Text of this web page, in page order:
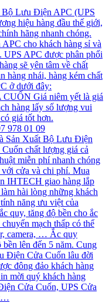
Bộ Lưu Điện APC (UPS
hiệu hàng đầu thế giới,
hãng nhanh chóng.
cho khách hàng sỉ và
UPS APC được phân phối
sẽ yên tâm về chất
hàng nhái, hàng kém chất
ở dưới đây:
CUỐN Giá niêm yết là giá
hàng lấy số lượng vui
giá tốt hơn.
978 01 09
Sản Xuất Bộ Lưu Điện
chất lượng giá cả
miễn phí nhanh chóng
cửa và chi phí. Mua
IHTECH giao hàng lắp
hài lòng những khách
năng ưu việt của
quy, tăng độ bền cho ắc
mạch thấp có thể
camera, … Ắc quy
lên đến 5 năm. Cung
Điện Cửa Cuốn lâu đời
đông đảo khách hàng
mời quý khách hàng
Cửa Cuốn, UPS Cửa